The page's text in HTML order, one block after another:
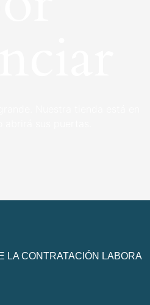
LA CONTRATACIÓN LABORA